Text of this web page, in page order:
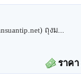
ถุงม...
ราคา